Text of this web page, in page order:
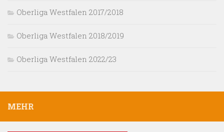
Oberliga Westfalen 2017/2018
Oberliga Westfalen 2018/2019
Oberliga Westfalen 2022/23
MEHR